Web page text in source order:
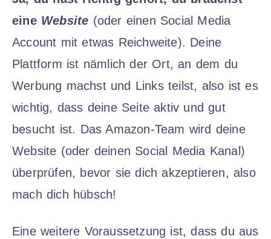
eine Website (oder einen Social Media
Account mit etwas Reichweite). Deine
Plattform ist nämlich der Ort, an dem du
Werbung machst und Links teilst, also ist es
wichtig, dass deine Seite aktiv und gut
besucht ist. Das Amazon-Team wird deine
Website (oder deinen Social Media Kanal)
überprüfen, bevor sie dich akzeptieren, also
mach dich hübsch!
Eine weitere Voraussetzung ist, dass du aus